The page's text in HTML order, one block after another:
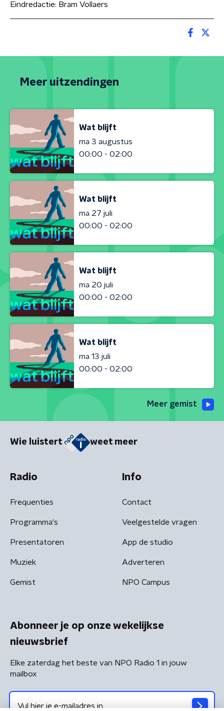
Eindredactie: Bram Vollaers
Meer uitzendingen
Wat blijft
ma 3 augustus
00:00 - 02:00
Wat blijft
ma 27 juli
00:00 - 02:00
Wat blijft
ma 20 juli
00:00 - 02:00
Wat blijft
ma 13 juli
00:00 - 02:00
Meer gemist
Wie luistert weet meer
Radio
Frequenties
Programma's
Presentatoren
Muziek
Gemist
Info
Contact
Veelgestelde vragen
App de studio
Adverteren
NPO Campus
Abonneer je op onze wekelijkse
nieuwsbrief
Elke zaterdag het beste van NPO Radio 1 in jouw
mailbox